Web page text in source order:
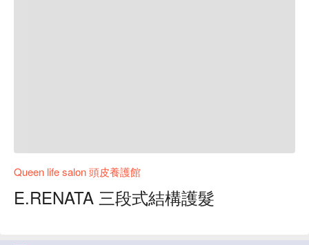
Queen life salon 頭皮養護館
E.RENATA 三段式結構護髮